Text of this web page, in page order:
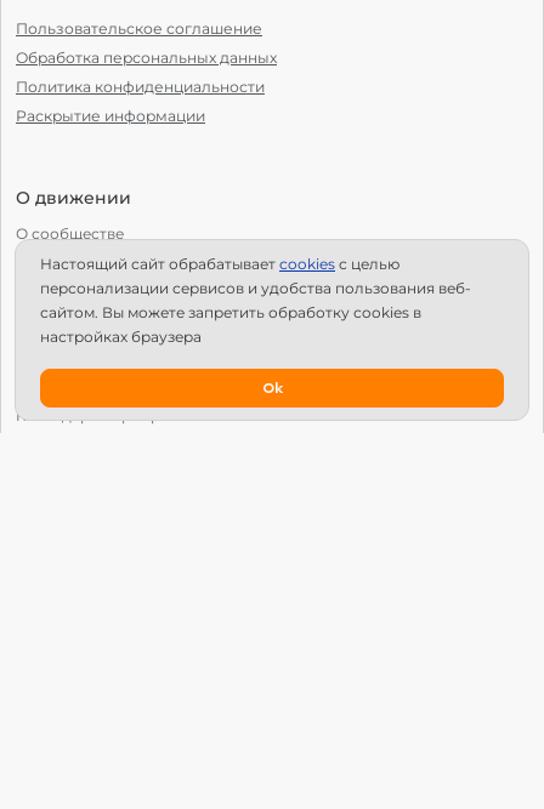
Пользовательское соглашение
Обработка персональных данных
Политика конфиденциальности
Раскрытие информации
О движении
О сообществе
С чего начать?
Структура Х10
Как стать региональным лидером?
Календарь мероприятий
Настоящий сайт обрабатывает сookies с целью
персонализации сервисов и удобства пользования веб-
сайтом. Вы можете запретить обработку сookies в
настройках браузера
Ok